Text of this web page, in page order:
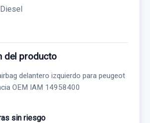
Diesel
del producto
delantero izquierdo para peugeot
OEM IAM 14958400
sin riesgo